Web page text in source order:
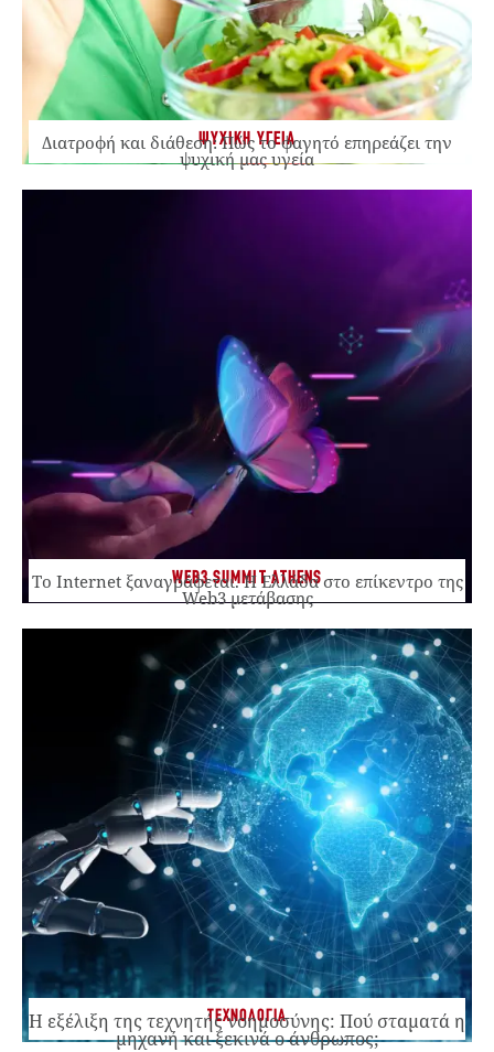
ΨΥΧΙΚΗ ΥΓΕΙΑ
Διατροφή και διάθεση: Πώς το φαγητό επηρεάζει την
ψυχική μας υγεία
WEB3 SUMMIT ATHENS
Το Internet ξαναγράφεται. Η Ελλάδα στο επίκεντρο της
Web3 μετάβασης
ΤΕΧΝΟΛΟΓΙΑ
Η εξέλιξη της τεχνητής νοημοσύνης: Πού σταματά η
μηχανή και ξεκινά ο άνθρωπος;